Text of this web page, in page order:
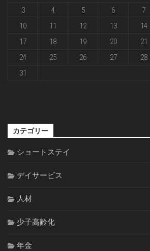
3
4 5 6 7
10
11 12 13 14
17
18 19 20 21
24
25 26 27 28
31
カテゴリー
ショートステイ
デイサービス
人材
少子高齢化
年金